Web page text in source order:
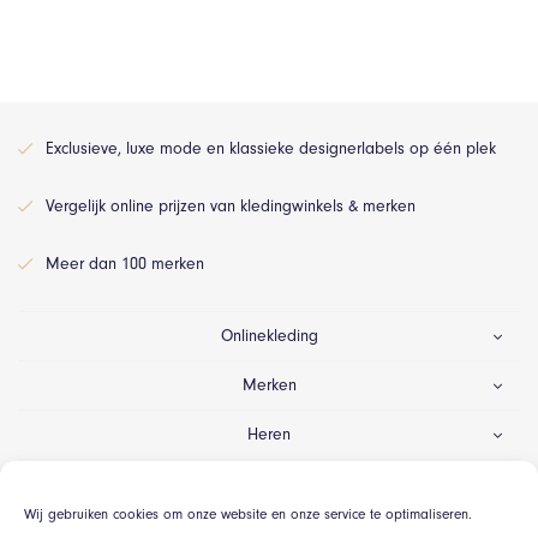
Wij gebruiken cookies om onze website en onze service te optimaliseren.
Exclusieve, luxe mode en klassieke designerlabels op één plek
Vergelijk online prijzen van kledingwinkels & merken
Meer dan 100 merken
Onlinekleding
Merken
Heren